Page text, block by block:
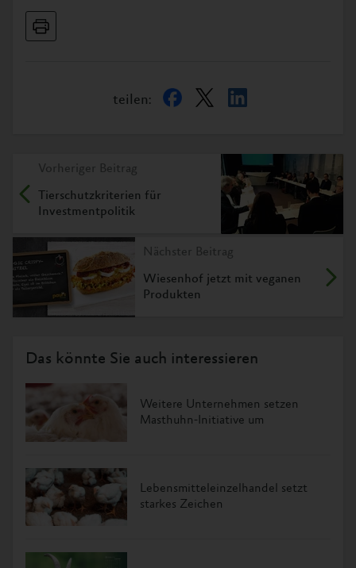
teilen:
Vorheriger Beitrag
Tierschutzkriterien für
Investmentpolitik
Nächster Beitrag
Wiesenhof jetzt mit veganen
Produkten
Das könnte Sie auch interessieren
Weitere Unternehmen setzen
Masthuhn-Initiative um
Lebensmitteleinzelhandel setzt
starkes Zeichen